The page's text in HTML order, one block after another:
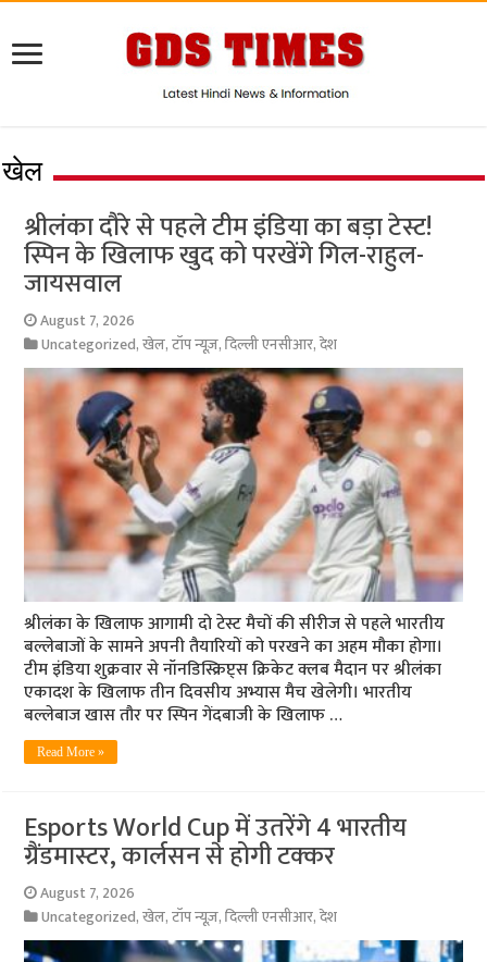
खेल
श्रीलंका दौरे से पहले टीम इंडिया का बड़ा टेस्ट!
स्पिन के खिलाफ खुद को परखेंगे गिल-राहुल-
जायसवाल
August 7, 2026
Uncategorized,खेल,टॉप न्यूज़,दिल्ली एनसीआर,देश
श्रीलंका के खिलाफ आगामी दो टेस्ट मैचों की सीरीज से पहले भारतीय
बल्लेबाजों के सामने अपनी तैयारियों को परखने का अहम मौका होगा।
टीम इंडिया शुक्रवार से नॉनडिस्क्रिप्ट्स क्रिकेट क्लब मैदान पर श्रीलंका
एकादश के खिलाफ तीन दिवसीय अभ्यास मैच खेलेगी। भारतीय
बल्लेबाज खास तौर पर स्पिन गेंदबाजी के खिलाफ …
Read More »
Esports World Cup में उतरेंगे 4 भारतीय
ग्रैंडमास्टर, कार्लसन से होगी टक्कर
August 7, 2026
Uncategorized,खेल,टॉप न्यूज़,दिल्ली एनसीआर,देश